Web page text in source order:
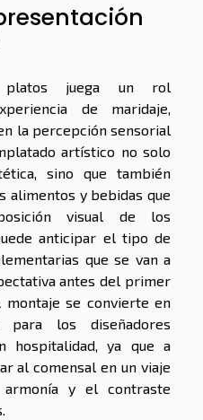
platos juega un rol
de maridaje,
la percepción sensorial
artístico no solo
sino que también
alimentos y bebidas que
visual de los
anticipar el tipo de
que se van a
antes del primer
montaje se convierte en
para los diseñadores
hospitalidad, ya que a
al comensal en un viaje
y el contraste